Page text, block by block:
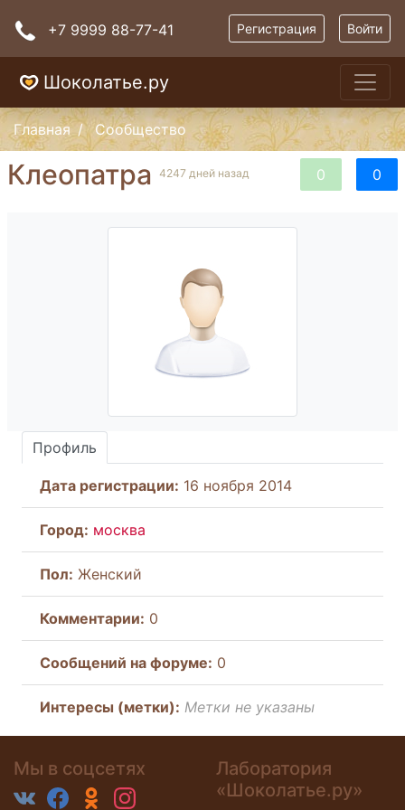
+7 9999 88-77-41 Регистрация Войти
Шоколатье.ру
Главная Сообщество
0 0
Клеопатра 4247 дней назад
Профиль
Дата регистрации: 16 ноября 2014
Город: москва
Пол: Женский
Комментарии: 0
Cообщений на форуме: 0
Интересы (метки): Метки не указаны
Мы в соцсетях
Лаборатория
«Шоколатье.ру»